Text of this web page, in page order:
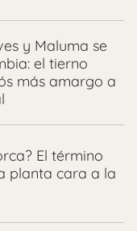
y Maluma se
el tierno
más amargo a
El término
planta cara a la